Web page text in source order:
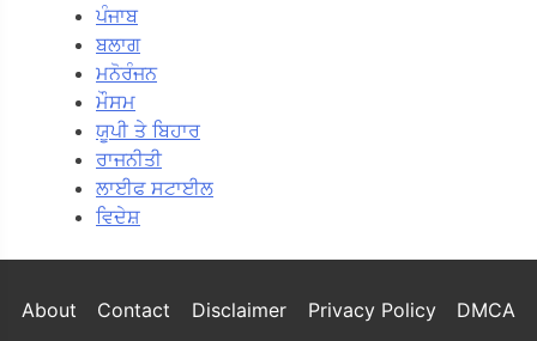
ਪੰਜਾਬ
ਬਲਾਗ
ਮਨੋਰੰਜਨ
ਮੌਸਮ
ਯੂਪੀ ਤੇ ਬਿਹਾਰ
ਰਾਜਨੀਤੀ
ਲਾਈਫ ਸਟਾਈਲ
ਵਿਦੇਸ਼
About Contact Disclaimer Privacy Policy
DMCA